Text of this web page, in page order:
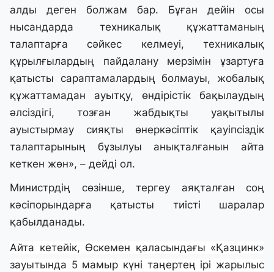
алды деген болжам бар. Бұған дейін осы
нысандарда техникалық құжаттаманың
талаптарға сәйкес келмеуі, техникалық
құрылғылардың пайдалану мерзімін ұзартуға
қатысты сараптамалардың болмауы, жобалық
құжаттамадан ауытқу, өндірістік бақылаудың
әлсіздігі, тозған жабдықты уақытылы
ауыстырмау сияқты өнеркәсіптік қауіпсіздік
талаптарының бұзылуы анықталғанын айта
кеткен жөн», – дейді ол.
Министрдің сөзінше, тергеу аяқталған соң
кәсіпорындарға қатысты тиісті шаралар
қабылданады.
Айта кетейік, Өскемен қаласындағы «Қазцинк»
зауытында 5 мамыр күні таңертең ірі жарылыс